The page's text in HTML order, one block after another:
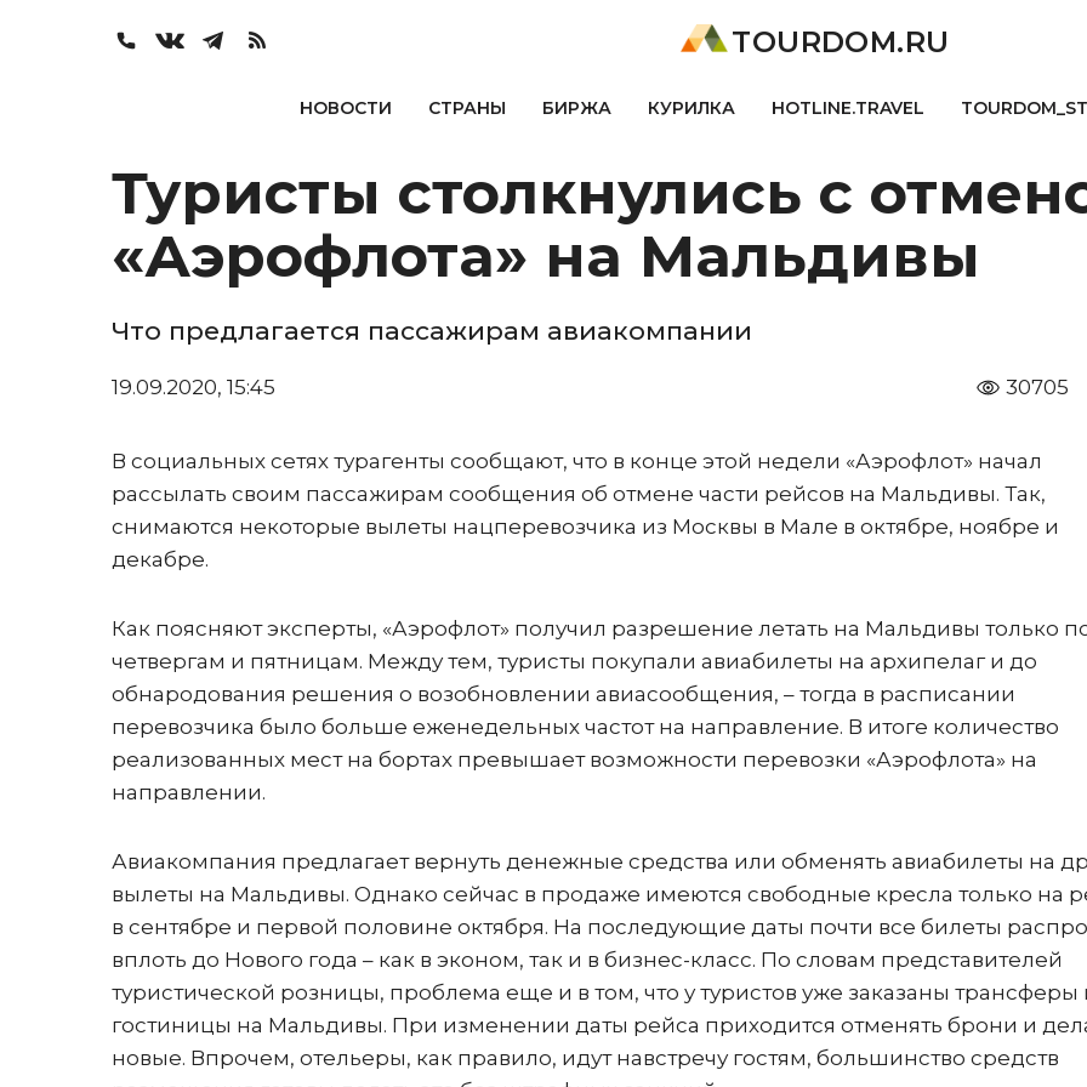
TOURDOM.RU
НОВОСТИ СТРАНЫ БИРЖА КУРИЛКА HOTLINE.TRAVEL
Туристы столкнулись с
«Аэрофлота» на Мальдивы
Что предлагается пассажирам авиакомпании
19.09.2020, 15:45 30705
В социальных сетях турагенты сообщают, что в конце этой недели «Аэрофлот» начал
рассылать своим пассажирам сообщения об отмене части рейсов на Мальдивы. Так,
снимаются некоторые вылеты нацперевозчика из Москвы в Мале в октябре, ноябре и
декабре.
Как поясняют эксперты, «Аэрофлот» получил разрешение летать на Мальдивы только
четвергам и пятницам. Между тем, туристы покупали авиабилеты на архипелаг и до
обнародования решения о возобновлении авиасообщения, – тогда в расписании
перевозчика было больше еженедельных частот на направление. В итоге количество
реализованных мест на бортах превышает возможности перевозки «Аэрофлота» на
направлении.
Авиакомпания предлагает вернуть денежные средства или обменять авиабилеты на
вылеты на Мальдивы. Однако сейчас в продаже имеются свободные кресла только на
в сентябре и первой половине октября. На последующие даты почти все билеты
вплоть до Нового года – как в эконом, так и в бизнес-класс. По словам представителей
туристической розницы, проблема еще и в том, что у туристов уже заказаны трансферы
гостиницы на Мальдивы. При изменении даты рейса приходится отменять брони и
новые. Впрочем, отельеры, как правило, идут навстречу гостям, большинство средств